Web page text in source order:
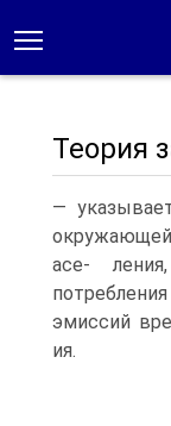
Теория
—
асе-
эмиссий
ия.